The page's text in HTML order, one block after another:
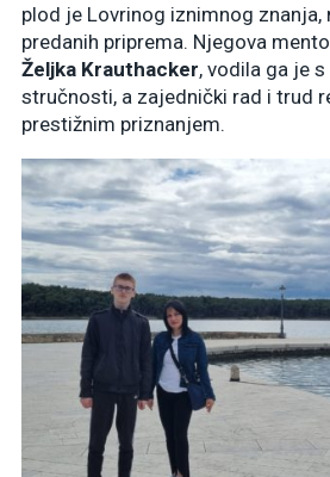
plod je Lovrinog iznimnog
predanih priprema. Njegova
Željka Krauthacker, vodila ga je
stručnosti, a zajednički rad i trud
prestižnim priznanjem.